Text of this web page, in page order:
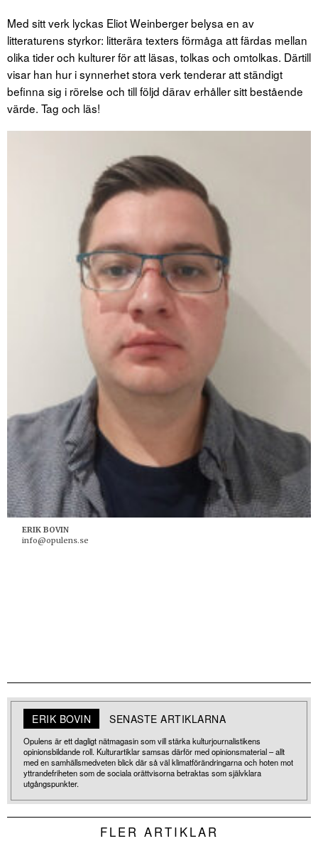
Med sitt verk lyckas Eliot Weinberger belysa en av
litteraturens styrkor: litterära texters förmåga att färdas mellan
olika tider och kulturer för att läsas, tolkas och omtolkas. Därtill
visar han hur i synnerhet stora verk tenderar att ständigt
befinna sig i rörelse och till följd därav erhåller sitt bestående
värde. Tag och läs!
ERIK BOVIN
info@opulens.se
ERIK BOVIN SENASTE ARTIKLARNA
Opulens är ett dagligt nätmagasin som vill stärka kulturjournalistikens
opinionsbildande roll. Kulturartiklar samsas därför med opinionsmaterial – allt
med en samhällsmedveten blick där så väl klimatförändringarna och hoten mot
yttrandefriheten som de sociala orättvisorna betraktas som självklara
utgångspunkter.
FLER ARTIKLAR